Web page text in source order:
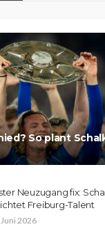
So plant
Neuzugang fix:
Freiburg-Talent
Juni 2026